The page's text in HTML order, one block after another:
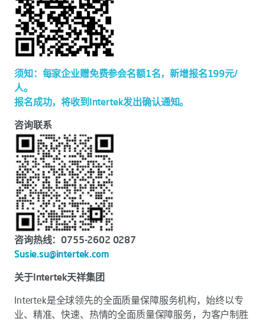
须知：每家企业赠免费参会名额1名，新增报名199元/
人。
报名成功，将收到Intertek发出确认通知。
咨询联系
咨询热线：0755-2602 0287
Susie.su@intertek.com
关于Intertek天祥集团
Intertek是全球领先的全面质量保障服务机构，始终以专
业、精准、快速、热情的全面质量保障服务，为客户制胜